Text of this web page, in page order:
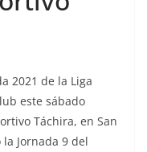
2021 de la Liga
este sábado
Táchira, en San
Jornada 9 del